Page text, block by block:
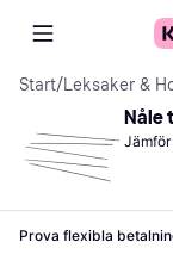
Start/Leksaker &
Nåle
Jämför
Prova flexibla